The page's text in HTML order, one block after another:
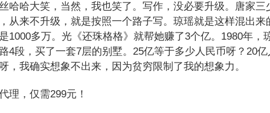
哈哈大笑，当然，我也笑了。写作，没必要升级。唐家三
从来不升级，就是按照一个路子写。琼瑶就是这样混出
1000多万。光《还珠格格》就帮她赚了3个亿。1980年，
4段，买了一套7层的别墅。25亿等于多少人民币呀？20
，我确实想象不出来，因为贫穷限制了我的想象力。
理，仅需299元！